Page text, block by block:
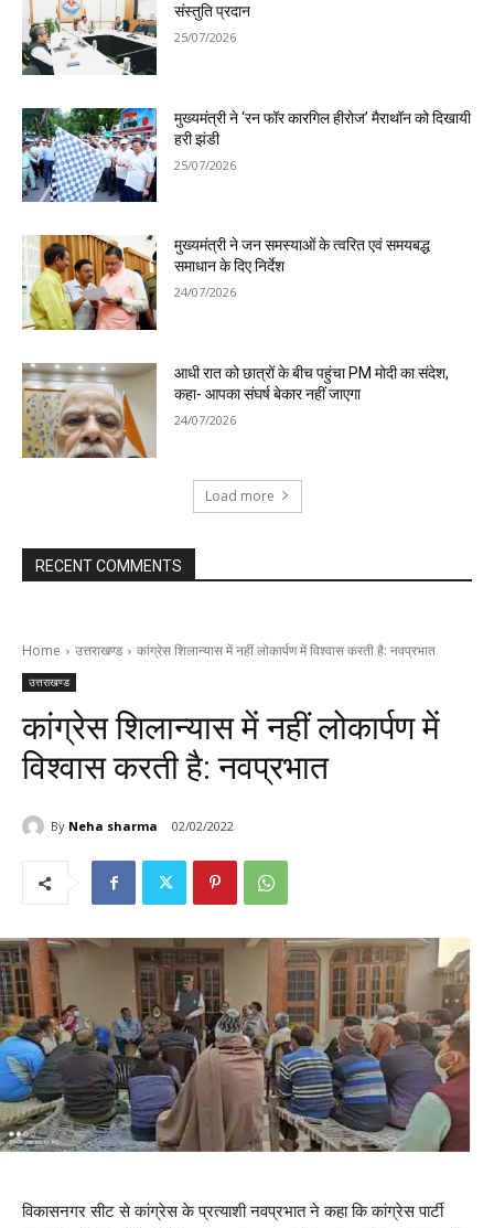
संस्तुति प्रदान
25/07/2026
मुख्यमंत्री ने ‘रन फॉर कारगिल हीरोज’ मैराथॉन को दिखायी
हरी झंडी
25/07/2026
मुख्यमंत्री ने जन समस्याओं के त्वरित एवं समयबद्ध
समाधान के दिए निर्देश
24/07/2026
आधी रात को छात्रों के बीच पहुंचा PM मोदी का संदेश,
कहा- आपका संघर्ष बेकार नहीं जाएगा
24/07/2026
Load more
RECENT COMMENTS